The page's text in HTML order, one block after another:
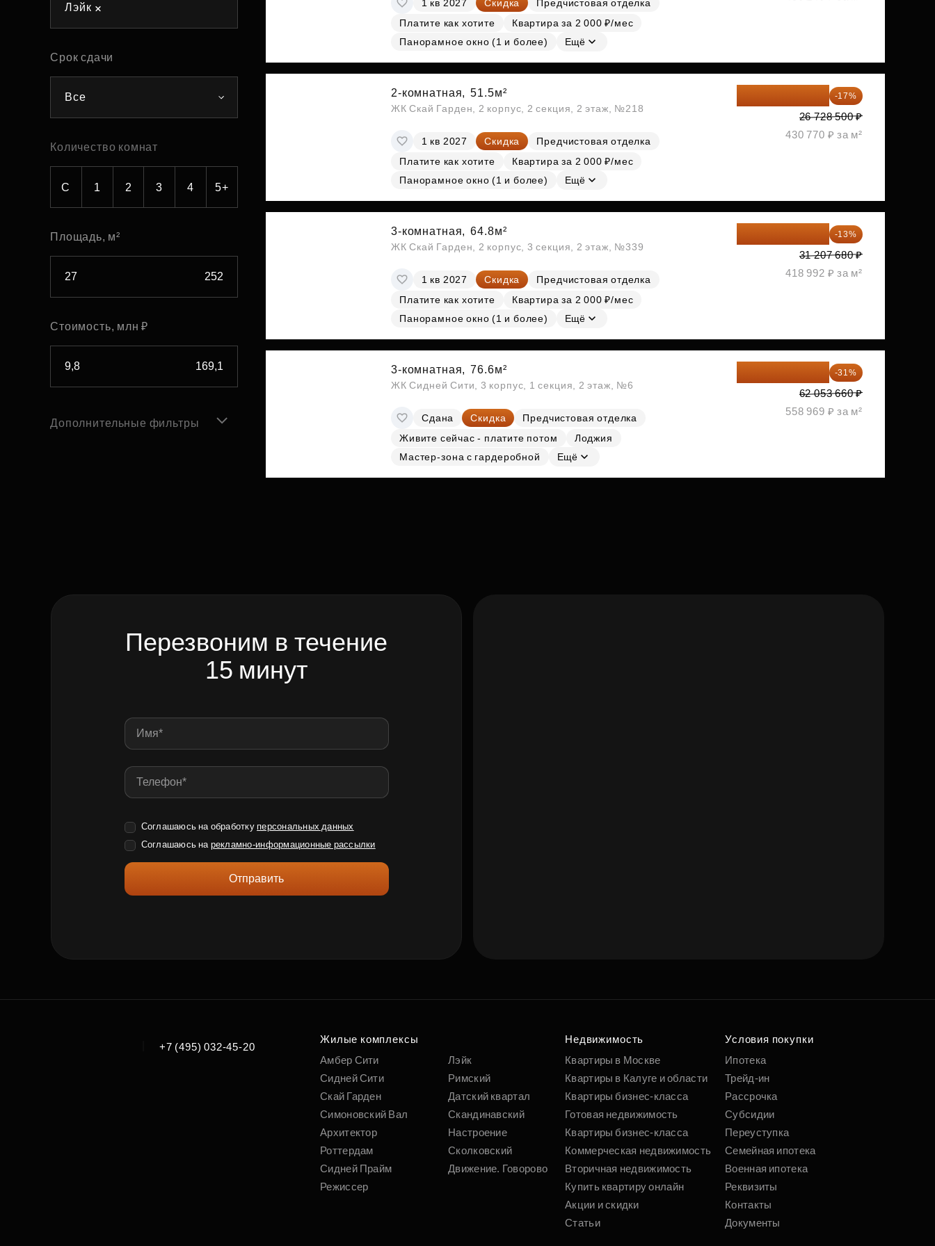
Субсидии
Лэйк
Срок сдачи
Все
Количество комнат
С 1 2 3 4 5+
Площадь, м²
Стоимость, млн ₽
Дополнительные фильтры
1 кв 2027 Скидка
Предчистовая отделка
Платите как хотите
Квартира за 2 000 ₽/мес
Панорамное окно (1 и более)
Ещё
2-комнатная, 51.5м²
ЖК Скай Гарден, 2 корпус, 2 секция, 2 этаж, №218
1 кв 2027 Скидка
Предчистовая отделка
Платите как хотите
Квартира за 2 000 ₽/мес
Панорамное окно (1 и более)
Ещё
-17%
26 728 500 ₽
430 770 ₽ за м²
3-комнатная, 64.8м²
ЖК Скай Гарден, 2 корпус, 3 секция, 2 этаж, №339
1 кв 2027 Скидка
Предчистовая отделка
Платите как хотите
Квартира за 2 000 ₽/мес
Панорамное окно (1 и более)
Ещё
-13%
31 207 680 ₽
418 992 ₽ за м²
3-комнатная, 76.6м²
ЖК Сидней Сити, 3 корпус, 1 секция, 2 этаж, №6
Сдана Скидка
Предчистовая отделка
Живите сейчас - платите потом
Лоджия
Мастер-зона с гардеробной
Ещё
-31%
62 053 660 ₽
558 969 ₽ за м²
Перезвоним в течение
15 минут
Соглашаюсь на обработку персональных данных
Соглашаюсь на рекламно-информационные рассылки
Отправить
+7 (495) 032-45-20
Жилые комплексы
Амбер Сити
Сидней Сити
Скай Гарден
Симоновский Вал
Архитектор
Роттердам
Сидней Прайм
Режиссер
Лэйк
Римский
Датский квартал
Скандинавский
Настроение
Сколковский
Движение. Говорово
Недвижимость
Квартиры в Москве
Квартиры в Калуге и области
Квартиры бизнес-класса
Готовая недвижимость
Квартиры бизнес-класса
Коммерческая недвижимость
Вторичная недвижимость
Купить квартиру онлайн
Акции и скидки
Статьи
Условия покупки
Ипотека
Трейд-ин
Рассрочка
Субсидии
Переуступка
Семейная ипотека
Военная ипотека
Реквизиты
Контакты
Документы